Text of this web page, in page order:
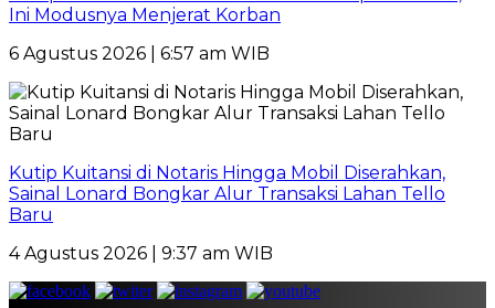
Ini Modusnya Menjerat Korban
6 Agustus 2026 | 6:57 am WIB
Kutip Kuitansi di Notaris Hingga Mobil Diserahkan,
Sainal Lonard Bongkar Alur Transaksi Lahan Tello
Baru
4 Agustus 2026 | 9:37 am WIB